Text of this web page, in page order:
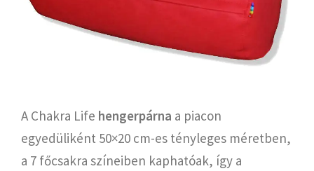
A Chakra Life hengerpárna a piacon
egyedüliként 50×20 cm-es tényleges méretben,
a 7 főcsakra színeiben kaphatóak, így a